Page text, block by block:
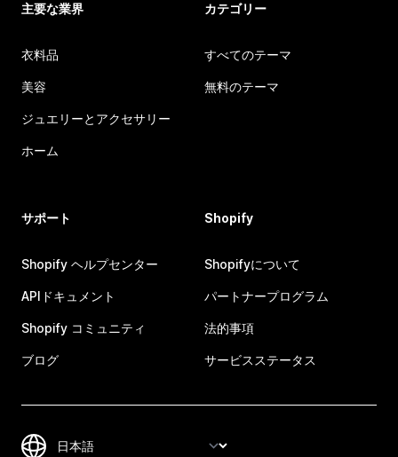
主要な業界
衣料品
美容
ジュエリーとアクセサリー
ホーム
カテゴリー
すべてのテーマ
無料のテーマ
サポート
Shopify ヘルプセンター
APIドキュメント
Shopify コミュニティ
ブログ
Shopify
Shopifyについて
パートナープログラム
法的事項
サービスステータス